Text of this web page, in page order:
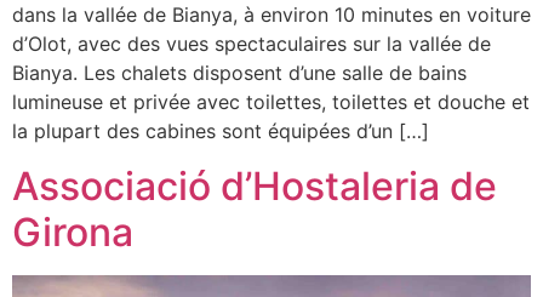
dans la vallée de Bianya, à environ 10 minutes en voiture
d’Olot, avec des vues spectaculaires sur la vallée de
Bianya. Les chalets disposent d’une salle de bains
lumineuse et privée avec toilettes, toilettes et douche et
la plupart des cabines sont équipées d’un […]
Associació d’Hostaleria de
Girona